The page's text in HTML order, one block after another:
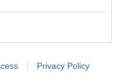
Privacy Policy